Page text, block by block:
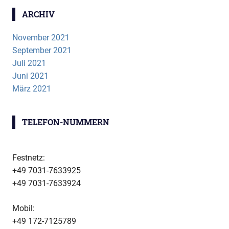
ARCHIV
November 2021
September 2021
Juli 2021
Juni 2021
März 2021
TELEFON-NUMMERN
Festnetz:
+49 7031-7633925
+49 7031-7633924
Mobil:
+49 172-7125789